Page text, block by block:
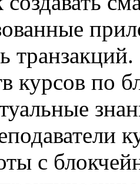
курсов по
с